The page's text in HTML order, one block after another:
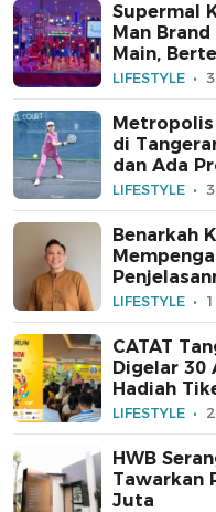
Supermal
Man
Main,
LIFESTYLE
Metropolis
di
dan Ada
LIFESTYLE
Benarkah
LIFESTYLE
CATAT
Digelar 30
Hadiah
LIFESTYLE
HWB
Tawarkan
Juta